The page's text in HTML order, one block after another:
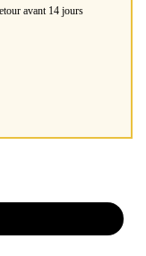
avant 14 jours